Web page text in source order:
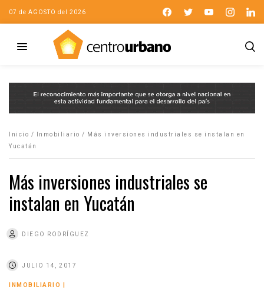
07 de AGOSTO del 2026
Inicio / Inmobiliario /
Más inversiones industriales se instalan en
Yucatán
Más inversiones industriales se
instalan en Yucatán
DIEGO RODRÍGUEZ
JULIO 14, 2017
INMOBILIARIO